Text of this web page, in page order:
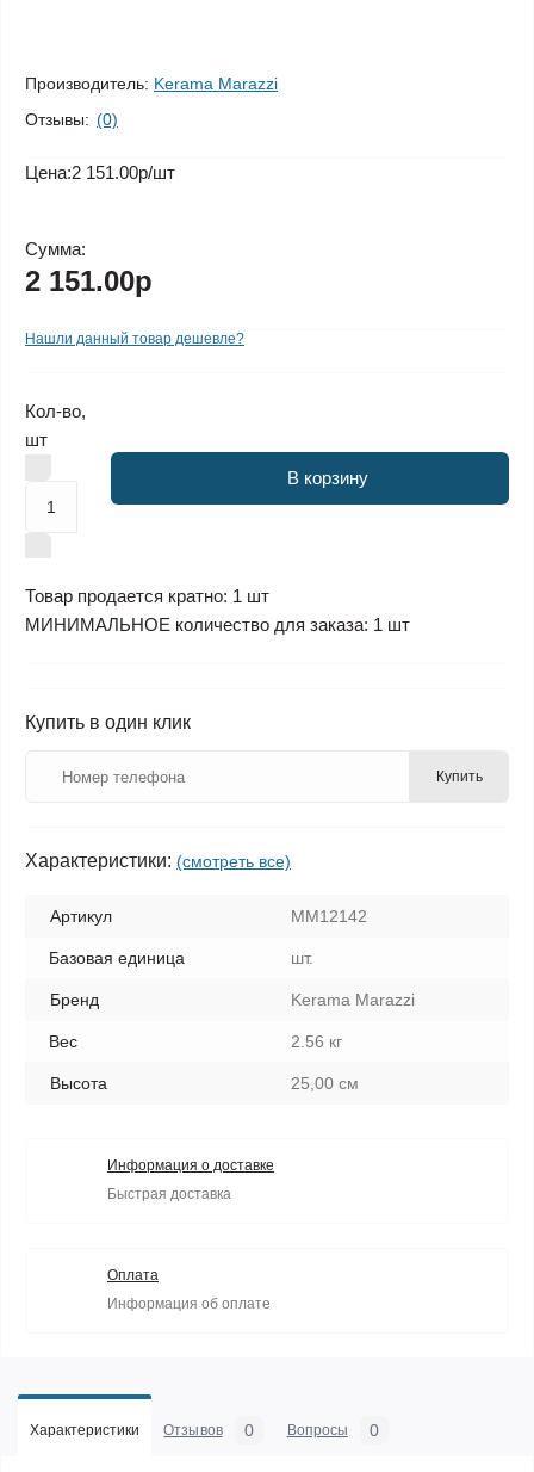
Производитель: Kerama Marazzi
Отзывы: (0)
Цена:2 151.00р/шт
Сумма:
2 151.00р
Нашли данный товар дешевле?
Кол-во,
шт
В корзину
Товар продается кратно: 1 шт
МИНИМАЛЬНОЕ количество для заказа: 1 шт
Купить в один клик
Купить
Характеристики: (смотреть все)
Артикул MM12142
Базовая единица шт.
Бренд Kerama Marazzi
Вес 2.56 кг
Высота 25,00 см
Информация о доставке
Быстрая доставка
Оплата
Информация об оплате
Характеристики Отзывов 0 Вопросы 0